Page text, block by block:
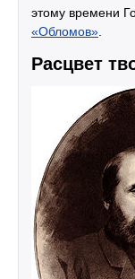
этому времени
«Обломов»
Расцвет